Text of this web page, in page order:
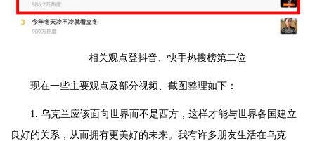
相关观点登抖音、快手热搜榜第二位
现在一些主要观点及部分视频、截图整理如下：
1. 乌克兰应该面向世界而不是西方，这样才能与世界各国建立
良好的关系，从而拥有更美好的未来。我有许多朋友生活在乌克